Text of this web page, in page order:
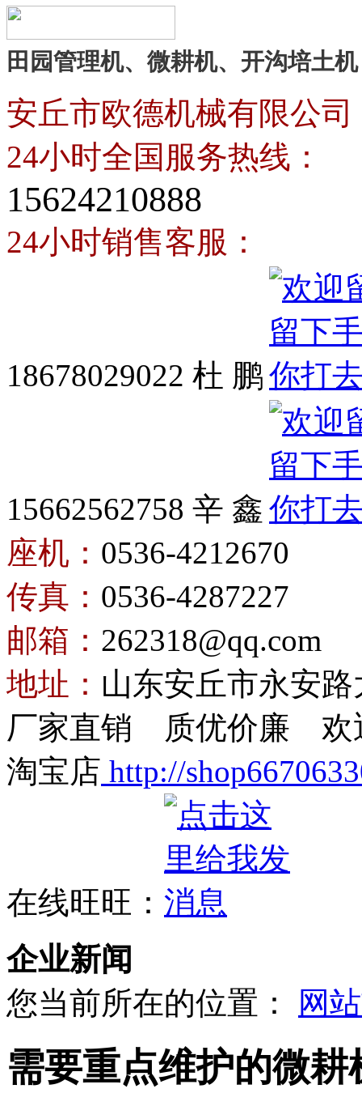
田园管理机、微耕机、开沟培土机
安丘市欧德机械有限公司
24小时全国服务热线：
15624210888
24小时销售客服：
18678029022 杜 鹏
15662562758 辛 鑫
座机： 0536-4212670
传真： 0536-4287227
邮箱： 262318@qq.com
地址： 山东安丘市永安
厂家直销 质优价廉 欢
淘宝店 http://
在线旺旺：
企业新闻
您当前所在的位置：
网
需要重点维护的微耕